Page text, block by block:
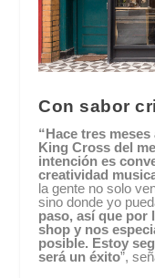
Con sabor
“Hace tres
King Cross del
intención es
creatividad
la gente no solo
sino donde yo
paso, así que por
shop y nos
posible. Estoy
será un éxito”,